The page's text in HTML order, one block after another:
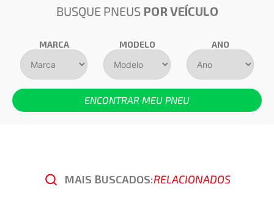
BUSQUE PNEUS POR VEÍCULO
MARCA MODELO ANO
ENCONTRAR MEU PNEU
MAIS BUSCADOS:RELACIONADOS